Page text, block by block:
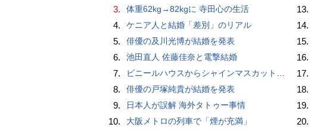
3. 体重62kg→82kgに 寺田心の生活
4. ケニア人と結婚「差別」のリアル
5. 俳優の及川光博が結婚を発表
6. 池田直人 佐藤佳奈と電撃結婚
7. ビニールハウスからシャインマスカット約200房を盗んだ疑い ネットで販売か 無職の男（42）逮捕 岡山県警
8. 俳優の戸塚純貴が結婚を発表
9. 日本人が誤解 海外タトゥー事情
10. 大阪メトロの列車で「煙が充満」
13.
14.
15.
16.
17.
18.
19.
20.